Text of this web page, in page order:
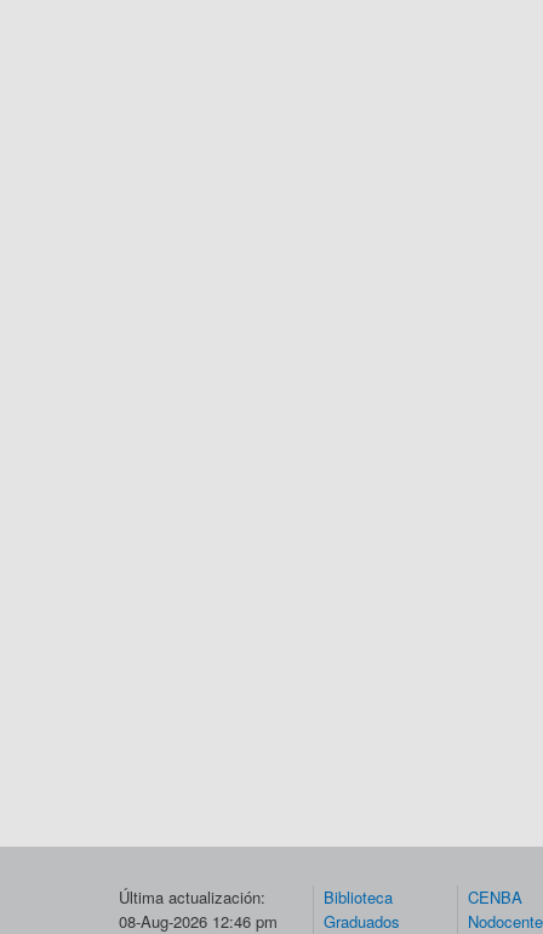
Última actualización:
08-Aug-2026 12:46 pm
Biblioteca
Graduados
CENBA